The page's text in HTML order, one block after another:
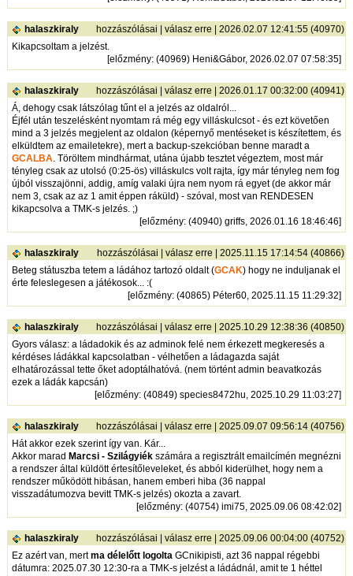
halaszkiraly hozzászólásai |válasz erre | 2026.02.07 12:41:55 (40970)
Kikapcsoltam a jelzést.
[előzmény: (40969) Heni&Gábor, 2026.02.07 07:58:35]
halaszkiraly hozzászólásai |válasz erre | 2026.01.17 00:32:00 (40941)
Á, dehogy csak látszólag tűnt el a jelzés az oldalról...
Éjfél után teszelésként nyomtam rá még egy villáskulcsot - és ezt követően
mind a 3 jelzés megjelent az oldalon (képernyő mentéseket is készítettem, és
elküldtem az emailetekre), mert a backup-szekcióban benne maradt a
GCALBA. Töröltem mindhármat, utána újabb tesztet végeztem, most már
tényleg csak az utolsó (0:25-ös) villáskulcs volt rajta, így már tényleg nem fog
újból visszajönni, addig, amíg valaki újra nem nyom rá egyet (de akkor már
nem 3, csak az az 1 amit éppen ráküld) - szóval, most van RENDESEN
kikapcsolva a TMK-s jelzés. ;)
[előzmény: (40940) griffs, 2026.01.16 18:46:46]
halaszkiraly hozzászólásai |válasz erre | 2025.11.15 17:14:54 (40866)
Beteg státuszba tetem a ládához tartozó oldalt (GCAK) hogy ne induljanak el
érte feleslegesen a játékosok... :(
[előzmény: (40865) Péter60, 2025.11.15 11:29:32]
halaszkiraly hozzászólásai |válasz erre | 2025.10.29 12:38:36 (40850)
Gyors válasz: a ládadokik és az adminok felé nem érkezett megkeresés a
kérdéses ládákkal kapcsolatban - vélhetően a ládagazda saját
elhatározással tette őket adoptálhatóvá. (nem történt admin beavatkozás
ezek a ládák kapcsán)
[előzmény: (40849) species8472hu, 2025.10.29 11:03:27]
halaszkiraly hozzászólásai |válasz erre | 2025.09.07 09:56:14 (40756)
Hát akkor ezek szerint így van. Kár...
Akkor marad Marcsi - Szilágyiék számára a regisztrált emailcímén megnézni
a rendszer által küldött értesítőleveleket, és abból kiderülhet, hogy nem a
rendszer működött hibásan, hanem emberi hiba (36 nappal
visszadátumozva bevitt TMK-s jelzés) okozta a zavart.
[előzmény: (40754) imi75, 2025.09.06 08:42:02]
halaszkiraly hozzászólásai |válasz erre | 2025.09.06 00:04:00 (40752)
Ez azért van, mertma délelőtt logoltaGCnikipisti, azt 36 nappal régebbi
dátumra: 2025.07.30 12:30-ra a TMK-s jelzést a ládádnál, amit te 1 héttel